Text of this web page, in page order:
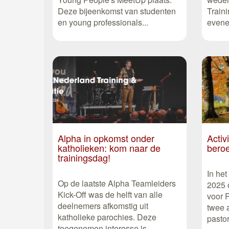
Deze bijeenkomst van studenten
en young professionals...
Alpha in opkomst onder
katholieken: kom naar de
trainingsdag!
Op de laatste Alpha Teamleiders
Kick-Off was de helft van alle
deelnemers afkomstig uit
katholieke parochies. Deze
In
2025
voor
twee